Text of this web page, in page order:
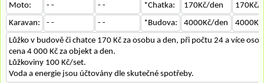
Moto:
- - - - *Chatka: 170Kč/den
170Kč/
Karavan:
- - - - *Budova: 4000Kč/den
Lůžko v budově či chatce 170 Kč za osobu a den, při počtu 24 a více
cena 4 000 Kč za objekt a den.
Lůžkoviny 100 Kč/set.
Voda a energie jsou účtovány dle skutečné spotřeby.